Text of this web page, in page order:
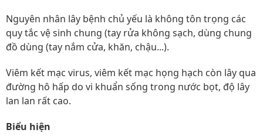
Nguyên nhân lây bệnh chủ yếu là không tôn trọng các
quy tắc vệ sinh chung (tay rửa không sạch, dùng chung
đồ dùng (tay nắm cửa, khăn, chậu...).
Viêm kết mạc virus, viêm kết mạc họng hạch còn lây qua
đường hô hấp do vi khuẩn sống trong nước bọt, độ lây
lan lan rất cao.
Biểu hiện